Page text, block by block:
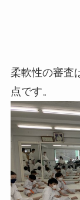
柔軟性の審査
点です。